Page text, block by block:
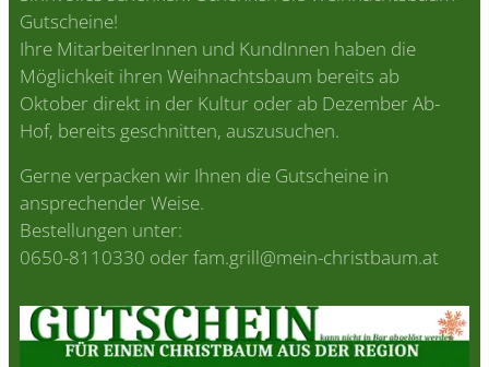
Gutscheine!
Ihre MitarbeiterInnen und KundInnen haben die
Möglichkeit ihren Weihnachtsbaum bereits ab
Oktober direkt in der Kultur oder ab Dezember Ab-
Hof, bereits geschnitten, auszusuchen.
Gerne verpacken wir Ihnen die Gutscheine in
ansprechender Weise.
Bestellungen unter:
0650-8110330 oder fam.grill@mein-christbaum.at